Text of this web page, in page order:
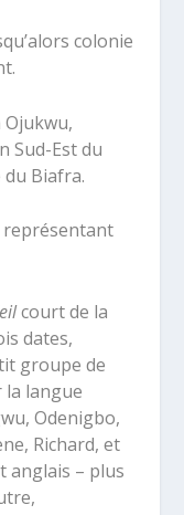
colonie
Ojukwu,
Sud-Est du
Biafra.
représentant
court de la
dates,
groupe de
langue
Odenigbo,
Richard, et
anglais – plus